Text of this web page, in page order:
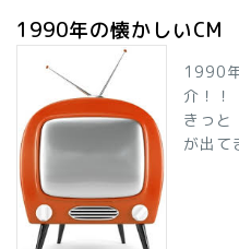
1990年の懐かしいCM
1990
介！！
きっと
が出て